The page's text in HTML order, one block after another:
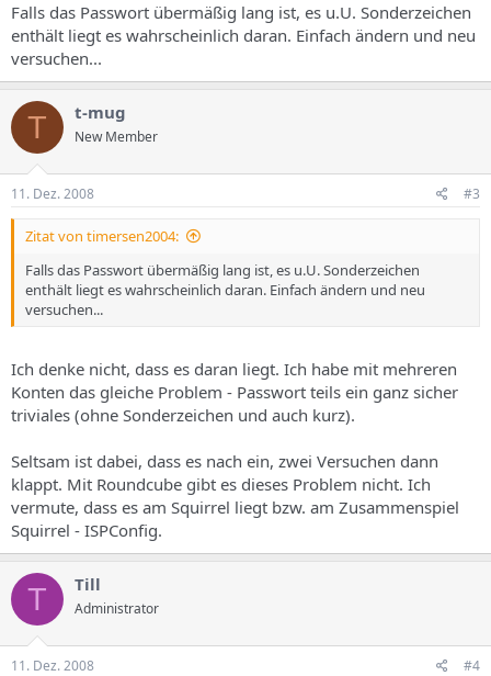
Falls das Passwort übermäßig lang ist, es u.U. Sonderzeichen
enthält liegt es wahrscheinlich daran. Einfach ändern und neu
versuchen...
T t-mug
New Member
11. Dez. 2008 #3
Zitat von timersen2004:
Falls das Passwort übermäßig lang ist, es u.U. Sonderzeichen
enthält liegt es wahrscheinlich daran. Einfach ändern und neu
versuchen...
Ich denke nicht, dass es daran liegt. Ich habe mit mehreren
Konten das gleiche Problem - Passwort teils ein ganz sicher
triviales (ohne Sonderzeichen und auch kurz).
Seltsam ist dabei, dass es nach ein, zwei Versuchen dann
klappt. Mit Roundcube gibt es dieses Problem nicht. Ich
vermute, dass es am Squirrel liegt bzw. am Zusammenspiel
Squirrel - ISPConfig.
T Till
Administrator
11. Dez. 2008 #4